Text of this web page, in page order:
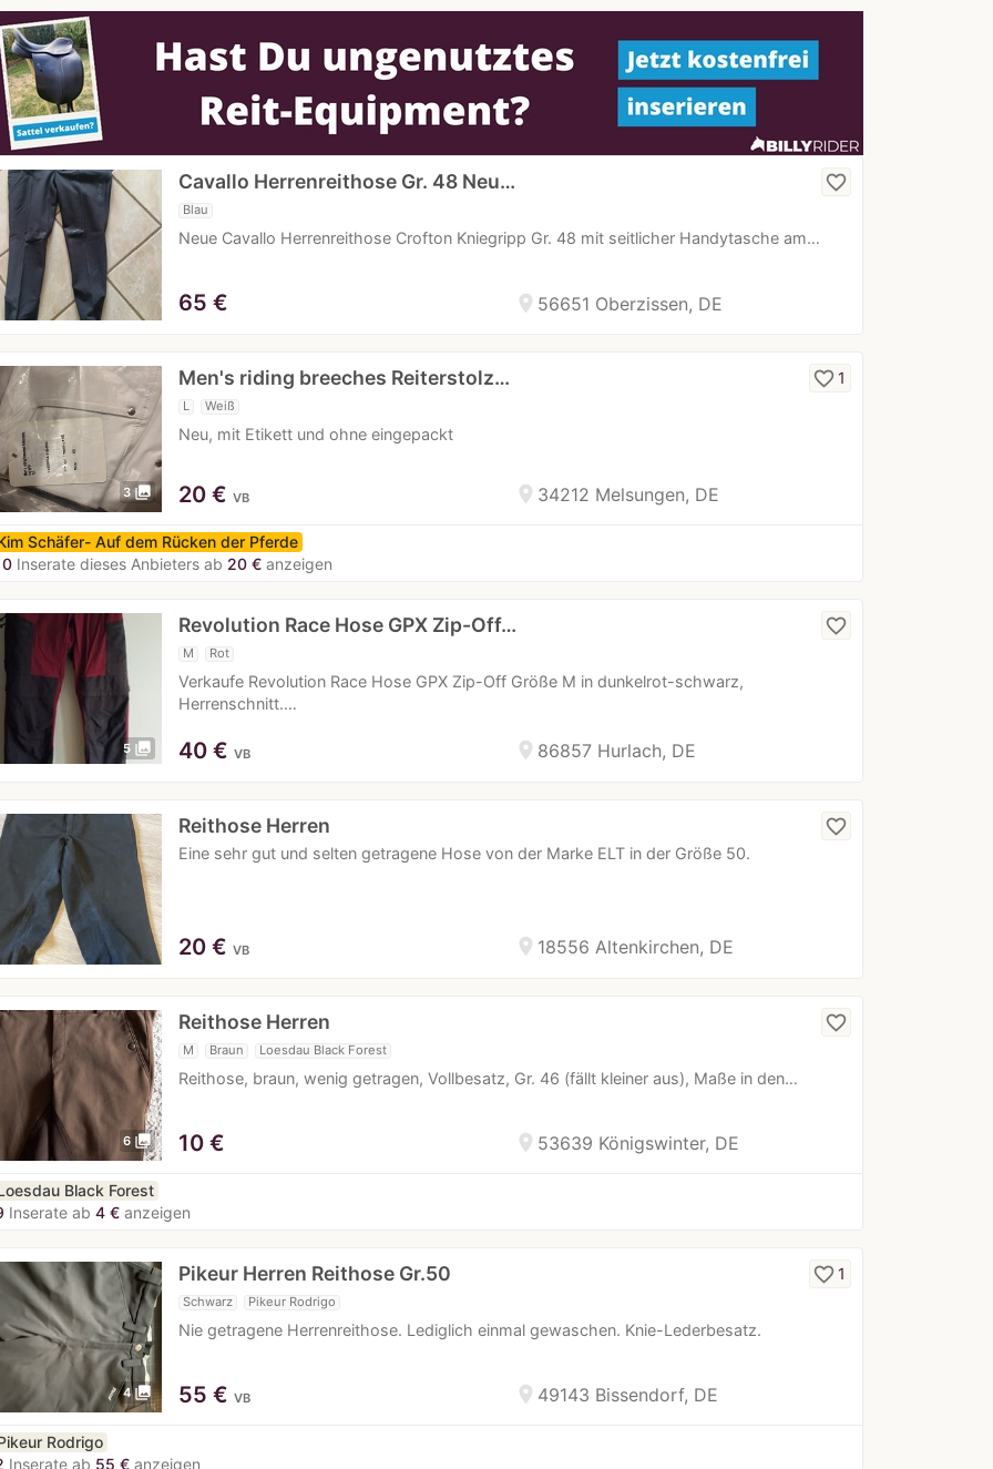
Cavallo Herrenreithose Gr. 48 Neu…
Blau
Neue Cavallo Herrenreithose Crofton Kniegripp Gr. 48 mit seitlicher Handytasche am…
favorite_border
location_on 56651 Oberzissen, DE
65 €
3 photo_library
Men's riding breeches Reiterstolz…
L Weiß
Neu, mit Etikett und ohne eingepackt
favorite_border1
location_on 34212 Melsungen, DE
20 € VB
Schäfer- Auf dem Rücken der Pferde
Inserate dieses Anbieters ab 20 € anzeigen
5 photo_library
Revolution Race Hose GPX Zip-Off…
M Rot
Verkaufe Revolution Race Hose GPX Zip-Off Größe M in dunkelrot-schwarz,
Herrenschnitt.…
favorite_border
location_on 86857 Hurlach, DE
40 € VB
Reithose Herren
Eine sehr gut und selten getragene Hose von der Marke ELT in der Größe 50.
favorite_border
location_on 18556 Altenkirchen, DE
20 € VB
6 photo_library
Reithose Herren
M Braun Loesdau Black Forest
Reithose, braun, wenig getragen, Vollbesatz, Gr. 46 (fällt kleiner aus), Maße in den…
favorite_border
location_on 53639 Königswinter, DE
10 €
Black Forest
Inserate ab 4 € anzeigen
4 photo_library
Pikeur Herren Reithose Gr.50
Schwarz Pikeur Rodrigo
Nie getragene Herrenreithose. Lediglich einmal gewaschen. Knie-Lederbesatz.
favorite_border1
location_on 49143 Bissendorf, DE
55 € VB
Rodrigo
Inserate ab 55 € anzeigen